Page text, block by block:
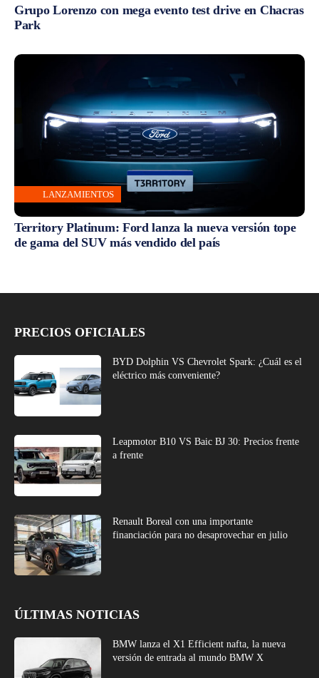
Grupo Lorenzo con mega evento test drive en Chacras
Park
LANZAMIENTOS
Territory Platinum: Ford lanza la nueva versión tope
de gama del SUV más vendido del país
PRECIOS OFICIALES
BYD Dolphin VS Chevrolet Spark: ¿Cuál es el
eléctrico más conveniente?
Leapmotor B10 VS Baic BJ 30: Precios frente
a frente
Renault Boreal con una importante
financiación para no desaprovechar en julio
ÚLTIMAS NOTICIAS
BMW lanza el X1 Efficient nafta, la nueva
versión de entrada al mundo BMW X